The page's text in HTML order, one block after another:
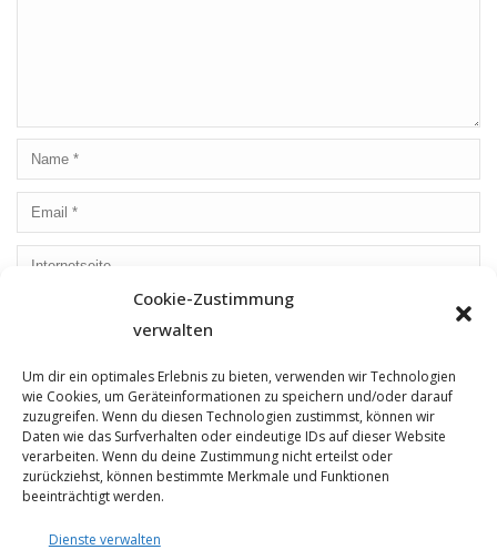
Cookie-Zustimmung
verwalten
Um dir ein optimales Erlebnis zu bieten, verwenden wir Technologien
wie Cookies, um Geräteinformationen zu speichern und/oder darauf
zuzugreifen. Wenn du diesen Technologien zustimmst, können wir
Daten wie das Surfverhalten oder eindeutige IDs auf dieser Website
verarbeiten. Wenn du deine Zustimmung nicht erteilst oder
zurückziehst, können bestimmte Merkmale und Funktionen
beeinträchtigt werden.
Dienste verwalten
Save my name, email, and website in this browser for the